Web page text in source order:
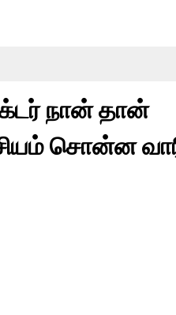
நான் தான்
சொன்ன